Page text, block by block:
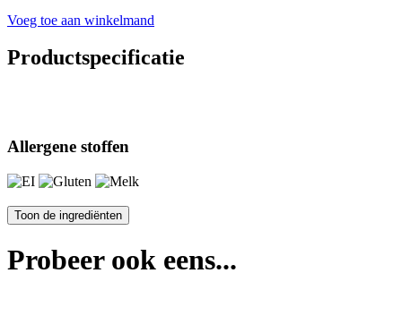
Voeg toe aan winkelmand
Productspecificatie
Allergene stoffen
Probeer ook eens...